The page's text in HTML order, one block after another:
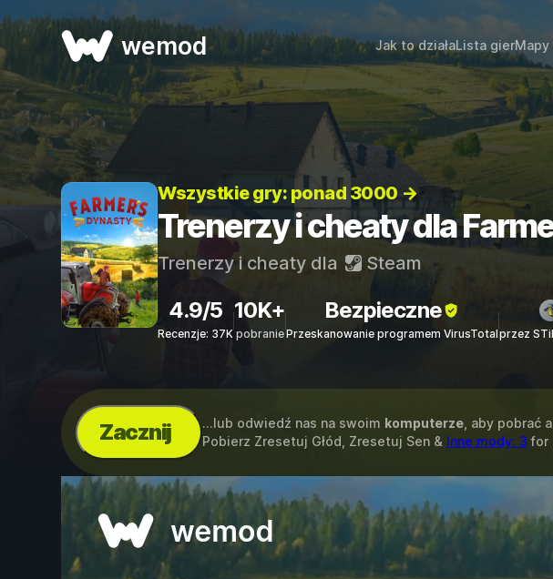
wemod Jak to działaLista gier
Wszystkie gry: ponad 3000 →
Trenerzy i cheaty dla
Trenerzy i cheaty dla Steam
4.9/5
Recenzje: 37K
10K+
pobranie
Bezpieczne
Przeskanowanie programem VirusTotalprzez
Zacznij ...lub odwiedź nas na swoim komputerze, aby pobrać
Pobierz Zresetuj Głód, Zresetuj Sen & Inne mody: 3 for